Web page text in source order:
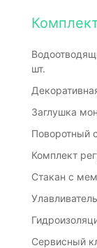
шт.
Заглушка
Поворотный
Комплект
Стакан с
Сервисный